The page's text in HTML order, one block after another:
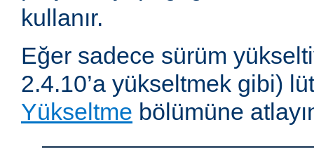
kullanır.
Eğer sadece sürüm
2.4.10’a yükseltmek gibi)
Yükseltme bölümüne